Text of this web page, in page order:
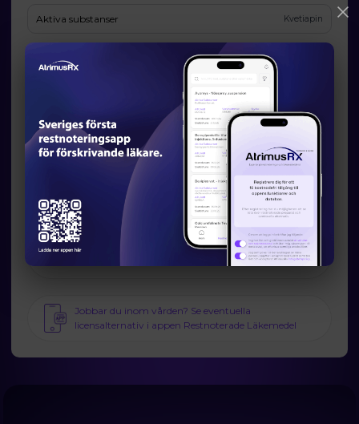
Aktiva substanser Kvetiapin
Aristo Pharma GmbH
Prognos och förväntad tillgänglighet
Startdatum:
2026-01-14
Slutdatum:-
Orsak till restsituation
Marknadsrelaterade orsaker
Läkemedelsverkets information om möjliga
Jobbar du inom vården? Se eventuella
licensalternativ i appen Restnoterade Läkemedel